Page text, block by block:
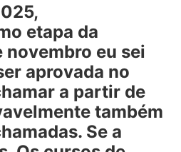
etapa da
novembro eu sei
aprovada no
a partir de
também
Se a